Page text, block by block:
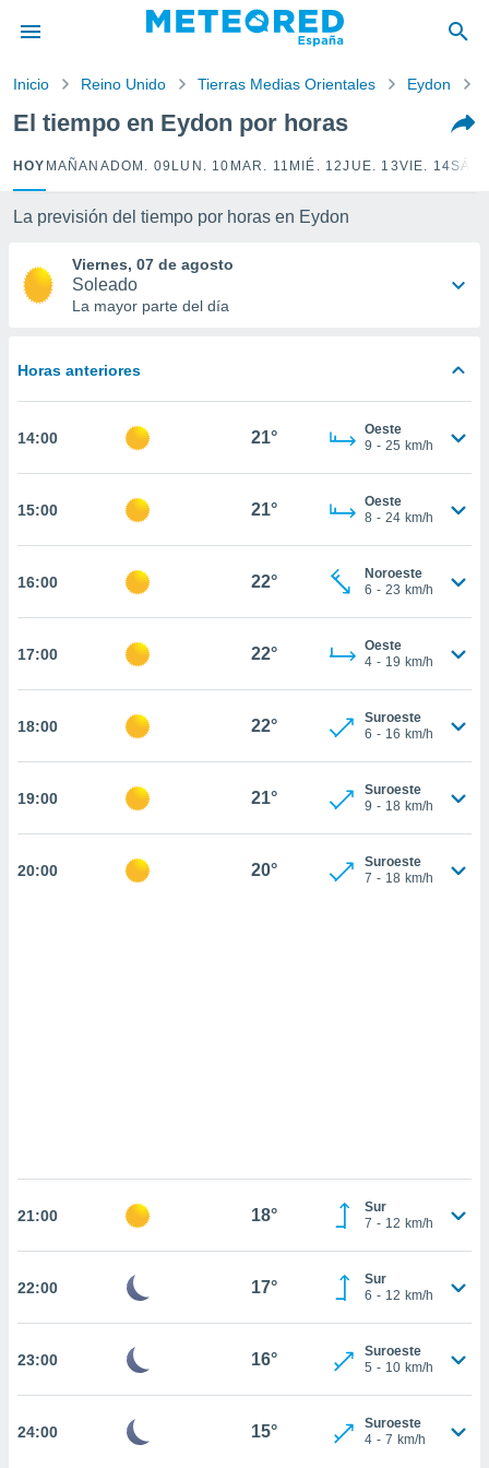
por
para
que se
calidad.
a este
y
digital
permite
seguir
coste.
a la
todas
nuestros
nos
análisis
perfil
aceptar
de
sitio
CONFIGURACIÓN
Inicio Reino Unido Tierras Medias Orientales Eydon
El tiempo en Eydon por horas
HOY MAÑANA DOM. 09 LUN. 10 MAR. 11 MIÉ. 12JUE. 13VIE. 14
La previsión del tiempo por horas en Eydon
Viernes, 07 de agosto
Soleado
La mayor parte del día
Horas anteriores
14:00 21°
Oeste
9 - 25 km/h
15:00 21°
Oeste
8 - 24 km/h
16:00 22°
Noroeste
6 - 23 km/h
17:00 22°
Oeste
4 - 19 km/h
18:00 22°
Suroeste
6 - 16 km/h
19:00 21°
Suroeste
9 - 18 km/h
20:00 20°
Suroeste
7 - 18 km/h
21:00 18°
Sur
7 - 12 km/h
22:00 17°
Sur
6 - 12 km/h
23:00 16°
Suroeste
5 - 10 km/h
24:00 15°
Suroeste
4 - 7 km/h